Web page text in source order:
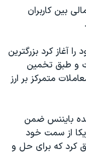
مالی بین کاربران
فعالیت خود را آغاز کرد بزرگترین
و طبق تخمین
۶۰ درصد از معاملات متمرکز بر ارز
بایننس ضمن
از سمت خود
کرد که برای حل و